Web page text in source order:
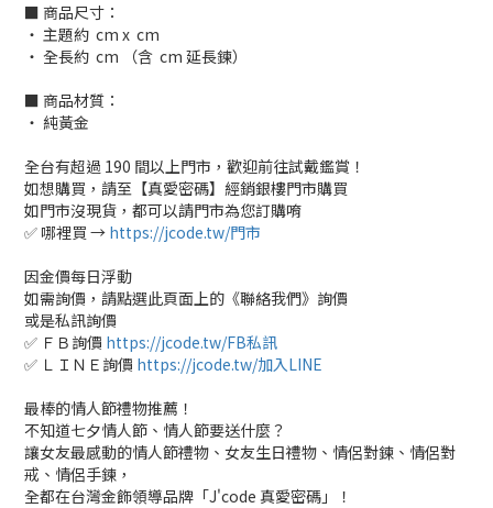
■ 商品尺寸：
‧ 主題約 cm x cm
‧ 全長約 cm （含 cm 延長鍊）
■ 商品材質：
‧ 純黃金
全台有超過 190 間以上門市，歡迎前往試戴鑑賞！
如想購買，請至【真愛密碼】經銷銀樓門市購買
如門市沒現貨，都可以請門市為您訂購唷
✅ 哪裡買 → https://jcode.tw/門市
因金價每日浮動
如需詢價，請點選此頁面上的《聯絡我們》詢價
或是私訊詢價
✅ ＦＢ詢價 https://jcode.tw/FB私訊
✅ ＬＩＮＥ詢價 https://jcode.tw/加入LINE
最棒的情人節禮物推薦！
不知道七夕情人節、情人節要送什麼？
讓女友最感動的情人節禮物、女友生日禮物、情侶對鍊、情侶對
戒、情侶手鍊，
全都在台灣金飾領導品牌「J'code 真愛密碼」！